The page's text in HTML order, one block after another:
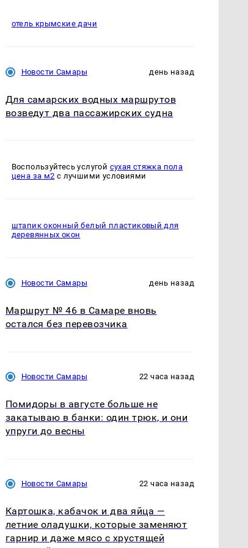
магазина: список
криптомиллионера
отель крымские дачи
Новости Самары день назад
Для самарских водных маршрутов
возведут два пассажирских судна
Воспользуйтесь услугой сухая стяжка пола
цена за м2 с лучшими условиями
штапик оконный белый пластиковый для
деревянных окон
Новости Самары день назад
Маршрут № 46 в Самаре вновь
остался без перевозчика
Новости Самары 22 часа назад
Помидоры в августе больше не
закатываю в банки: один трюк, и они
упруги до весны
Новости Самары 22 часа назад
Картошка, кабачок и два яйца —
летние оладушки, которые заменяют
гарнир и даже мясо с хрустящей